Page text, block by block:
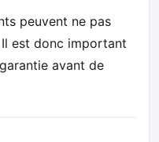
peuvent ne pas
est donc important
avant de